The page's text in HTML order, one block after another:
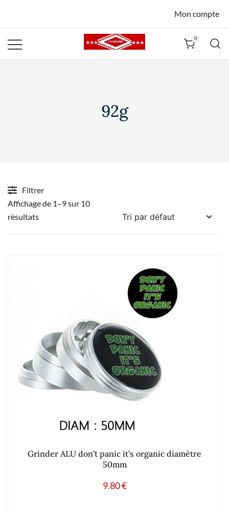
Mon compte
0
92g
Filtrer
Affichage de 1–9 sur 10
résultats
Grinder ALU don’t panic it’s organic diamètre
50mm
9.80€